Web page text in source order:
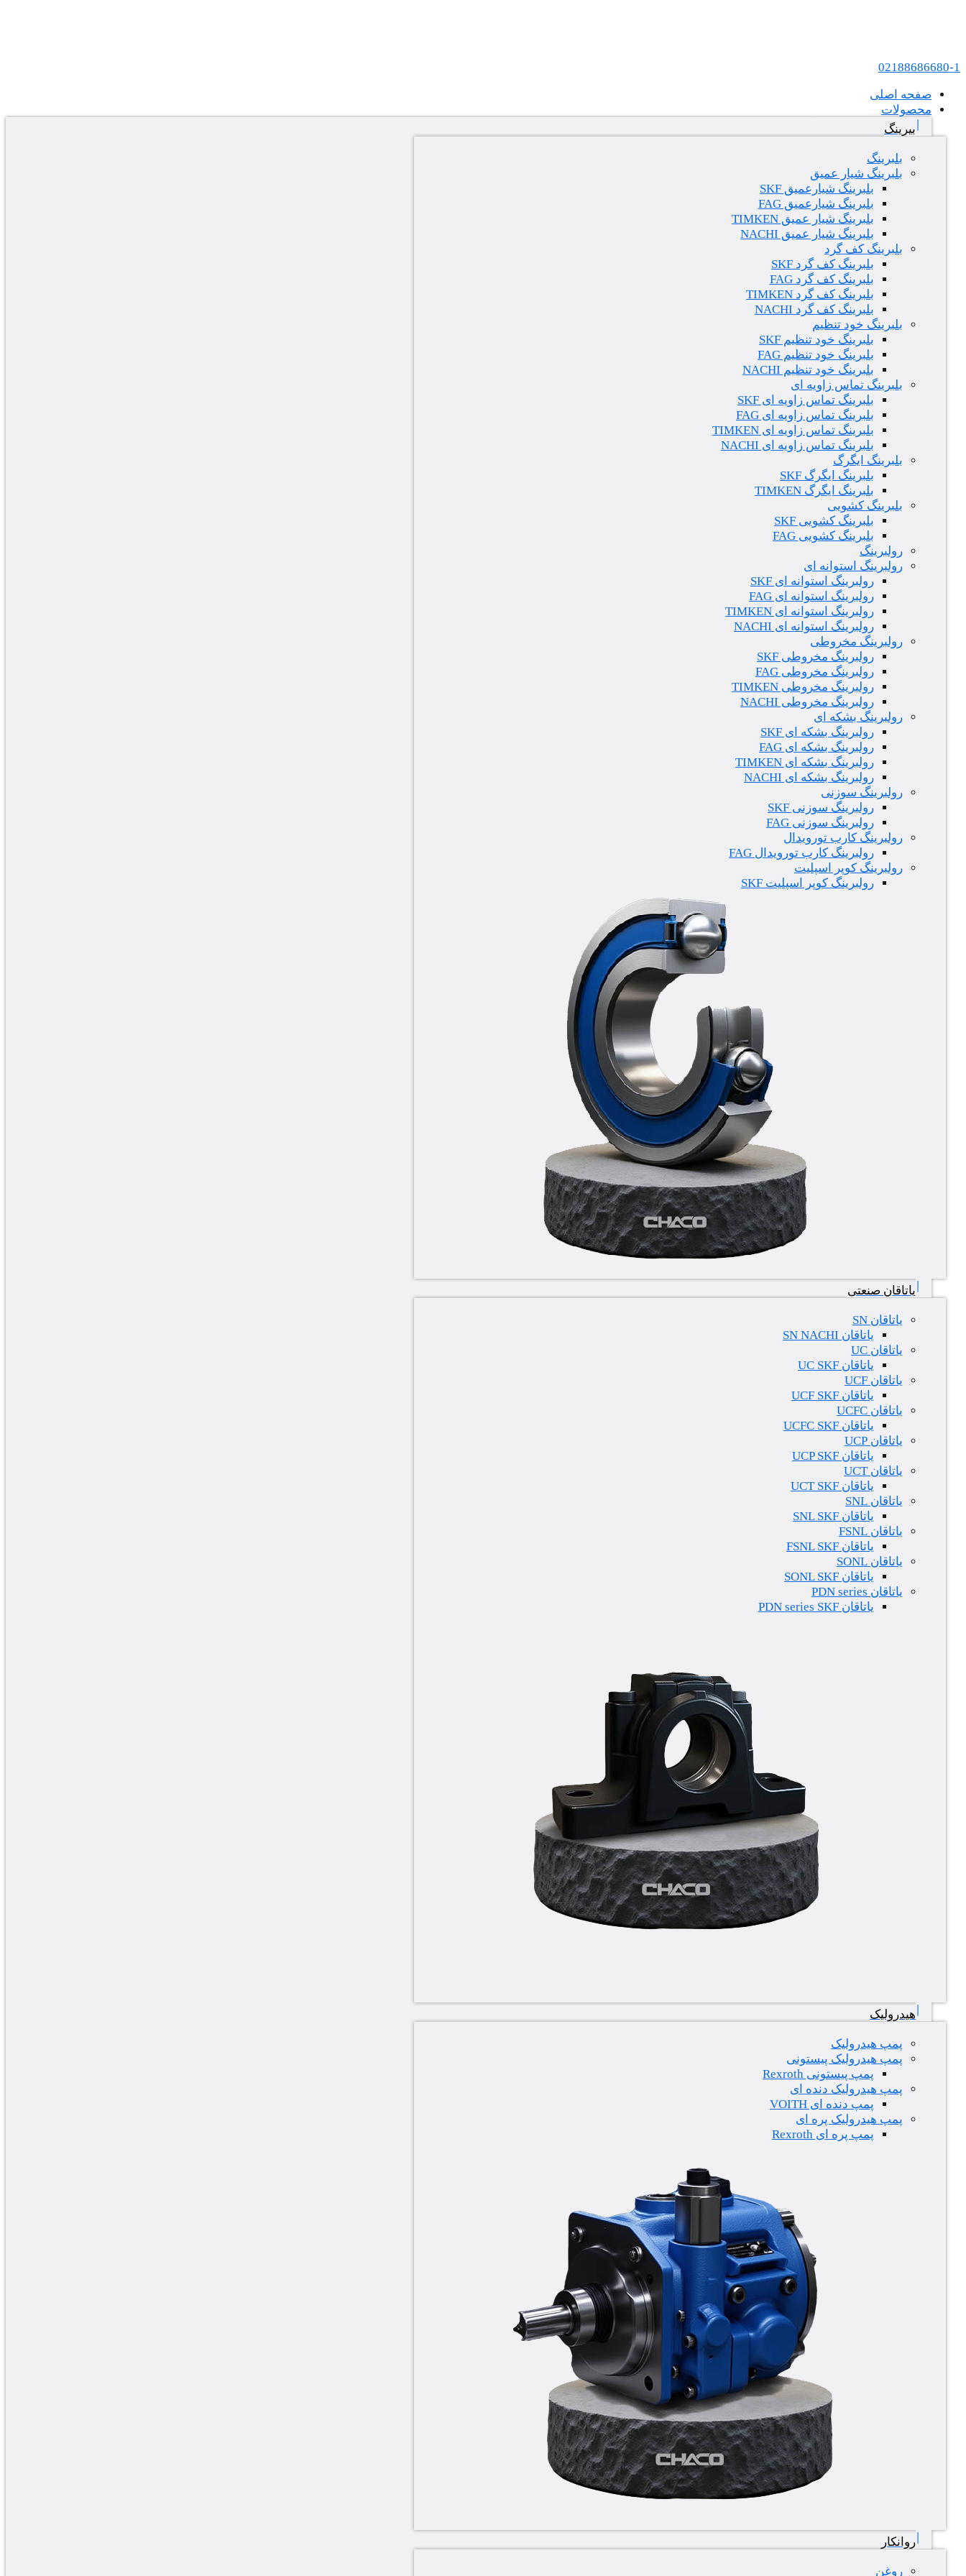
02188686680-1
صفحه اصلی
محصولات
بیرینگ
بلبرینگ
بلبرینگ شیار عمیق
بلبرینگ شیارعمیق SKF
بلبرینگ شیارعمیق FAG
بلبرینگ شیار عمیق TIMKEN
بلبرینگ شیار عمیق NACHI
بلبرینگ کف گرد
بلبرینگ کف گرد SKF
بلبرینگ کف گرد FAG
بلبرینگ کف گرد TIMKEN
بلبرینگ کف گرد NACHI
بلبرینگ خود تنظیم
بلبرینگ خود تنظیم SKF
بلبرینگ خود تنظیم FAG
بلبرینگ خود تنظیم NACHI
بلبرینگ تماس زاویه ای
بلبرینگ تماس زاویه ای SKF
بلبرینگ تماس زاویه ای FAG
بلبرینگ تماس زاویه ای TIMKEN
بلبرینگ تماس زاویه ای NACHI
بلبرینگ ایگرگ
بلبرینگ ایگرگ SKF
بلبرینگ ایگرگ TIMKEN
بلبرینگ کشویی
بلبرینگ کشویی SKF
بلبرینگ کشویی FAG
رولبرینگ
رولبرینگ استوانه ای
رولبرینگ استوانه ای SKF
رولبرینگ استوانه ای FAG
رولبرینگ استوانه ای TIMKEN
رولبرینگ استوانه ای NACHI
رولبرینگ مخروطی
رولبرینگ مخروطی SKF
رولبرینگ مخروطی FAG
رولبرینگ مخروطی TIMKEN
رولبرینگ مخروطی NACHI
رولبرینگ بشکه ای
رولبرینگ بشکه ای SKF
رولبرینگ بشکه ای FAG
رولبرینگ بشکه ای TIMKEN
رولبرینگ بشکه ای NACHI
رولبرینگ سوزنی
رولبرینگ سوزنی SKF
رولبرینگ سوزنی FAG
رولبرینگ کارب تورویدال
رولبرینگ کارب تورویدال FAG
رولبرینگ کوپر اسپلیت
رولبرینگ کوپر اسپلیت SKF
یاتاقان صنعتی
یاتاقان SN
یاتاقان SN NACHI
یاتاقان UC
یاتاقان UC SKF
یاتاقان UCF
یاتاقان UCF SKF
یاتاقان UCFC
یاتاقان UCFC SKF
یاتاقان UCP
یاتاقان UCP SKF
یاتاقان UCT
یاتاقان UCT SKF
یاتاقان SNL
یاتاقان SNL SKF
یاتاقان FSNL
یاتاقان FSNL SKF
یاتاقان SONL
یاتاقان SONL SKF
یاتاقان PDN series
یاتاقان PDN series SKF
هیدرولیک
پمپ هیدرولیک
پمپ هیدرولیک پیستونی
پمپ پیستونی Rexroth
پمپ هیدرولیک دنده ای
پمپ دنده ای VOITH
پمپ هیدرولیک پره ای
پمپ پره ای Rexroth
روانکار
روغن